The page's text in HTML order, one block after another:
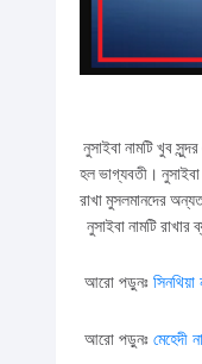
নুসাইবা নামটি খুব
হল ভাগ্যবতী। নুসাইবা
রাখা মুসলমানদের
নুসাইবা নামটি রাখার
আরো পড়ুনঃ সিনথিয়া
আরো পড়ুনঃ মেহেদী